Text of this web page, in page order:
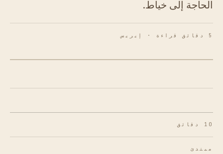
الحاجة إلى خياط.
5 دقائق قراءة · إيريس
10 دقائق
مبتدئ